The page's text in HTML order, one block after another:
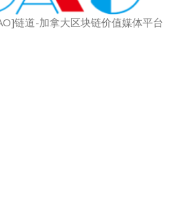
链道-加拿大区块链价值媒体平台